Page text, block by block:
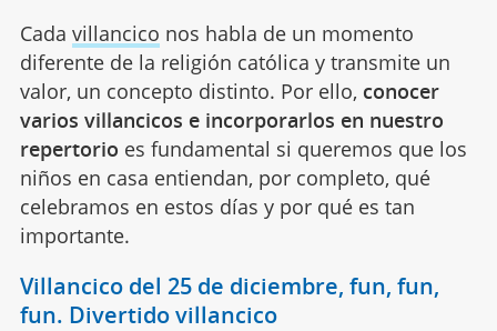
Cada villancico nos habla de un momento
diferente de la religión católica y transmite un
valor, un concepto distinto. Por ello, conocer
varios villancicos e incorporarlos en nuestro
repertorio es fundamental si queremos que los
niños en casa entiendan, por completo, qué
celebramos en estos días y por qué es tan
importante.
Villancico del 25 de diciembre, fun, fun,
fun. Divertido villancico